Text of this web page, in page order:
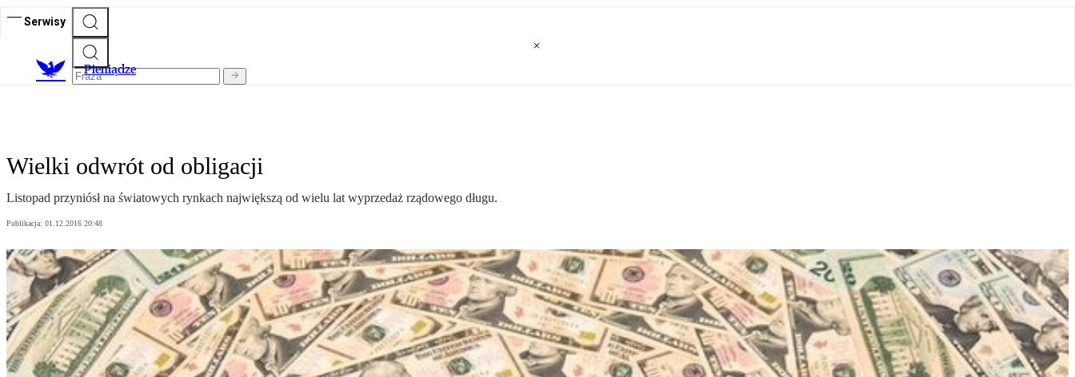
Serwisy
Pieniądze
Wielki odwrót od obligacji
Listopad przyniósł na światowych rynkach największą od wielu lat wyprzedaż rządowego długu.
Publikacja: 01.12.2016 20:48